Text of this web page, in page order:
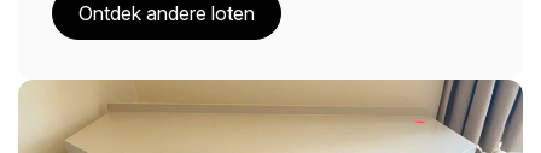
Ontdek andere loten